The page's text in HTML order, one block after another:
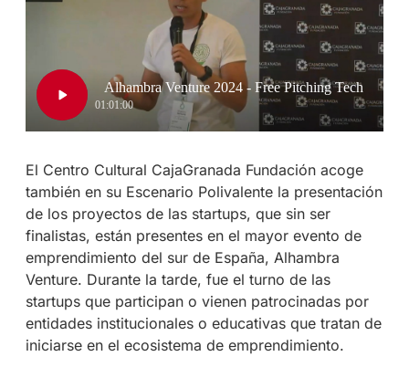
El Centro Cultural CajaGranada Fundación acoge
también en su Escenario Polivalente la presentación
de los proyectos de las startups, que sin ser
finalistas, están presentes en el mayor evento de
emprendimiento del sur de España, Alhambra
Venture. Durante la tarde, fue el turno de las
startups que participan o vienen patrocinadas por
entidades institucionales o educativas que tratan de
iniciarse en el ecosistema de emprendimiento.